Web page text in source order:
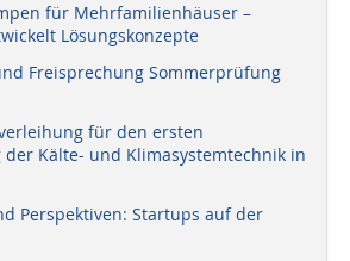
für Mehrfamilienhäuser –
Lösungskonzepte
Freisprechung Sommerprüfung
für den ersten
Kälte- und Klimasystemtechnik in
Perspektiven: Startups auf der